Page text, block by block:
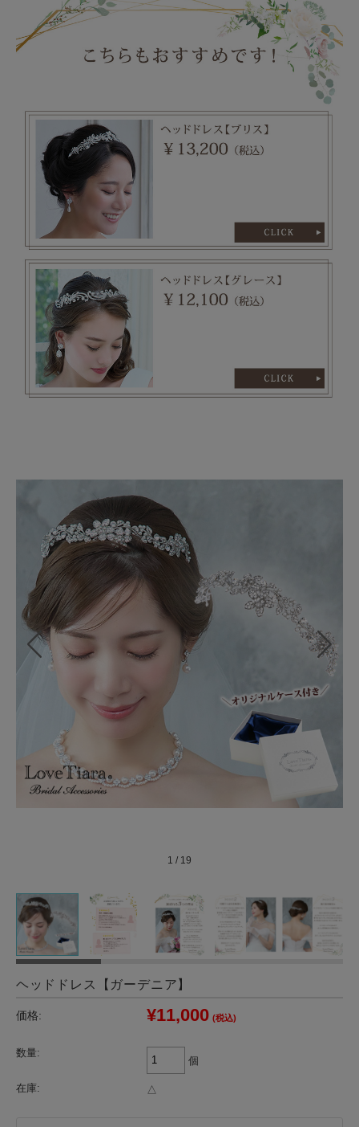
1 / 19
ヘッドドレス【ガーデニア】
価格: ¥11,000 (税込)
数量:
個
在庫: △